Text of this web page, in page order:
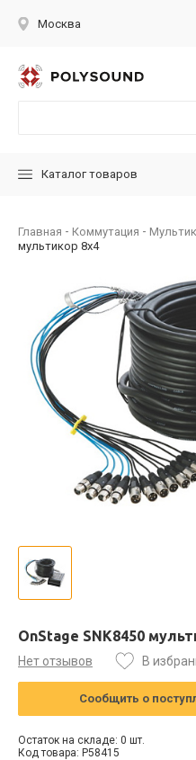
Москва
Каталог товаров
Главная Коммутация
мультикор 8х4
OnStage SNK8450
Нет отзывов В
Сообщить о
Остаток на складе: 0 шт.
Код товара: P58415